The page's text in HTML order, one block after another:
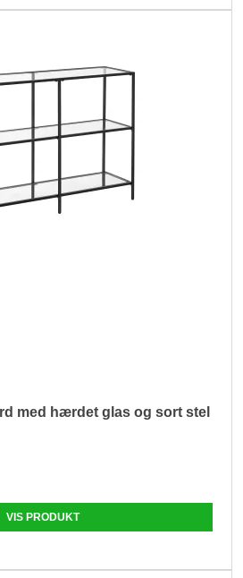
med hærdet glas og sort stel
VIS PRODUKT